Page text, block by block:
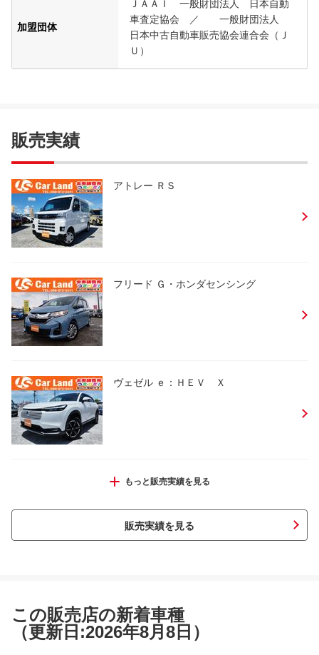
加盟団体
ＪＡＡＩ 一般財団法人 日本自動
車査定協会 ／ 一般財団法人
日本中古自動車販売協会連合会（Ｊ
Ｕ）
販売実績
アトレー ＲＳ
フリード Ｇ・ホンダセンシング
ヴェゼル ｅ：ＨＥＶ Ｘ
ステップワゴンスパーダ Ｚ
もっと販売実績を見る
販売実績を見る
この販売店の新着車種
（更新日:2026年8月8日）